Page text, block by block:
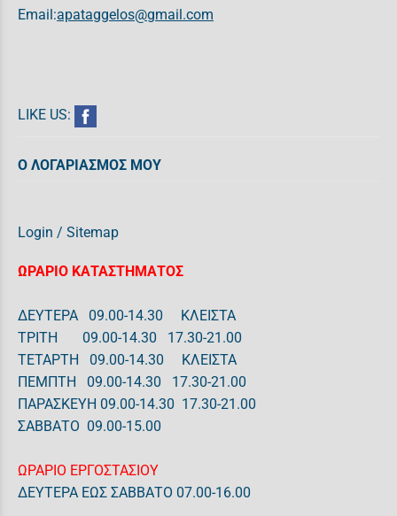
Email:apataggelos@gmail.com
LIKE US:
Ο ΛΟΓΑΡΙΑΣΜΟΣ ΜΟΥ
Login / Sitemap
ΩΡΑΡΙΟ ΚΑΤΑΣΤΗΜΑΤΟΣ
ΔΕΥΤΕΡΑ 09.00-14.30 ΚΛΕΙΣΤΑ
ΤΡΙΤΗ 09.00-14.30 17.30-21.00
ΤΕΤΑΡΤΗ 09.00-14.30 ΚΛΕΙΣΤΑ
ΠΕΜΠΤΗ 09.00-14.30 17.30-21.00
ΠΑΡΑΣΚΕΥΗ 09.00-14.30 17.30-21.00
ΣΑΒΒΑΤΟ 09.00-15.00
ΩΡΑΡΙΟ ΕΡΓΟΣΤΑΣΙΟΥ
ΔΕΥΤΕΡΑ ΕΩΣ ΣΑΒΒΑΤΟ 07.00-16.00